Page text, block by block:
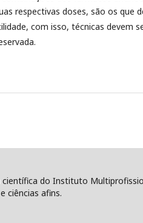
respectivas doses, são os que
com isso, técnicas devem
do Instituto
ciências afins.